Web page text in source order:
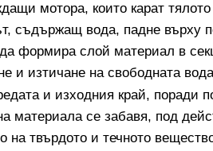
мотора, които карат
съдържащ вода, падне върху
формира слой материал в
и изтичане на свободната
и изходния край, поради
материала се забавя, под
на твърдото и течното